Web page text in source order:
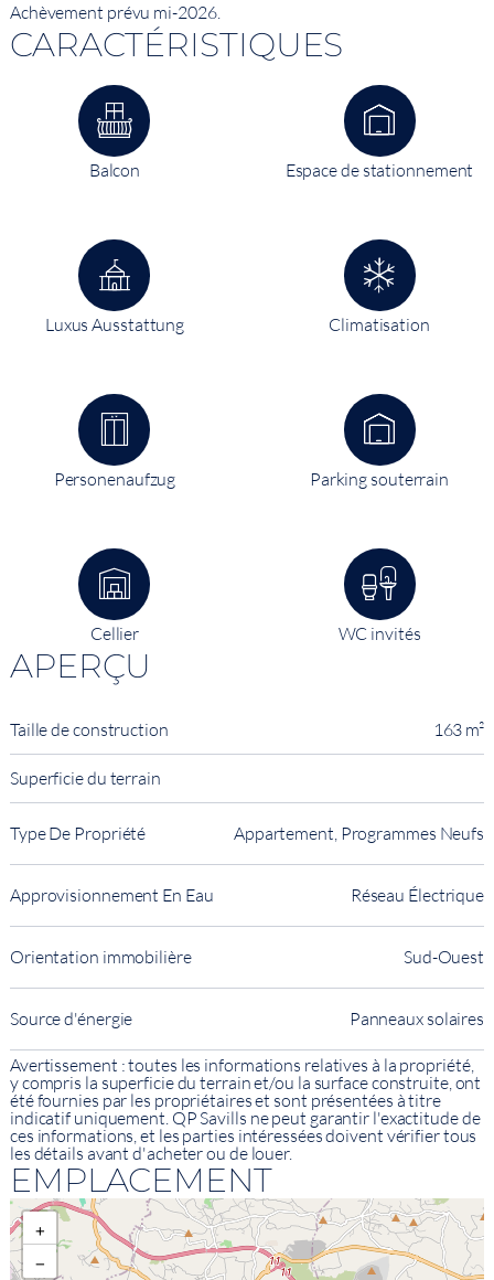
Achèvement prévu mi-2026.
CARACTÉRISTIQUES
Balcon Espace de stationnement
Luxus Ausstattung Climatisation
Personenaufzug Parking souterrain
Cellier WC invités
APERÇU
Taille de construction 163 m²
Superficie du terrain
Type De Propriété Appartement, Programmes Neufs
Approvisionnement En Eau Réseau Électrique
Orientation immobilière Sud-Ouest
Source d'énergie Panneaux solaires
Avertissement : toutes les informations relatives à la propriété,
y compris la superficie du terrain et/ou la surface construite, ont
été fournies par les propriétaires et sont présentées à titre
indicatif uniquement. QP Savills ne peut garantir l'exactitude de
ces informations, et les parties intéressées doivent vérifier tous
les détails avant d'acheter ou de louer.
EMPLACEMENT
+
−